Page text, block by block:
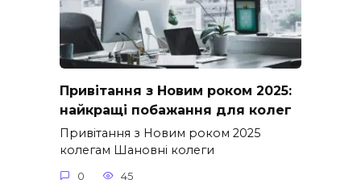
Привітання з Новим роком 2025:
найкращі побажання для колег
Привітання з Новим роком 2025
колегам Шановні колеги
0 45